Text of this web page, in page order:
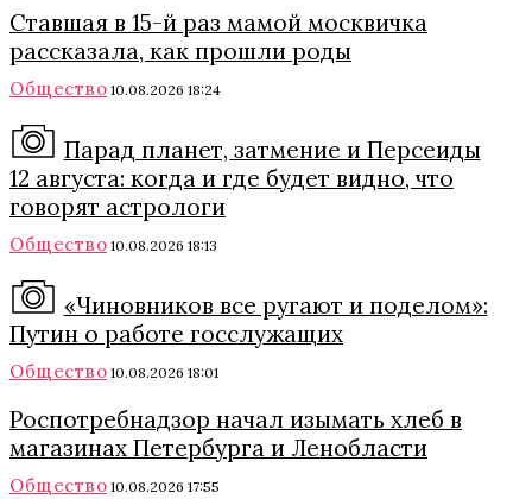
Ставшая в 15-й раз мамой москвичка
рассказала, как прошли роды
Общество 10.08.2026 18:24
Парад планет, затмение и Персеиды
12 августа: когда и где будет видно, что
говорят астрологи
Общество 10.08.2026 18:13
«Чиновников все ругают и поделом»:
Путин о работе госслужащих
Общество 10.08.2026 18:01
Роспотребнадзор начал изымать хлеб в
магазинах Петербурга и Ленобласти
Общество 10.08.2026 17:55